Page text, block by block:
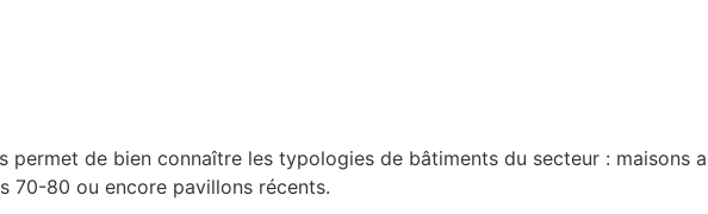
permet de bien connaître les typologies de bâtiments du secteur : maisons
70-80 ou encore pavillons récents.